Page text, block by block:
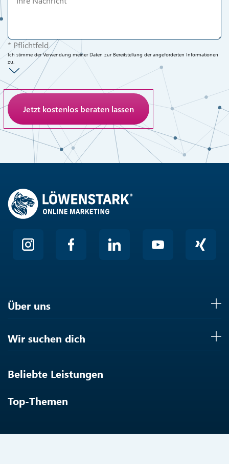
* Pflichtfeld
Ich stimme der Verwendung meiner Daten zur Bereitstellung der angeforderten Informationen
zu.
Anti-Roboter-Verifizierung
Hier klicken
Über uns
Wir suchen dich
Beliebte Leistungen
Top-Themen